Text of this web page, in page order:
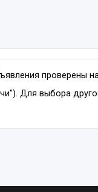
проверены
Для выбора